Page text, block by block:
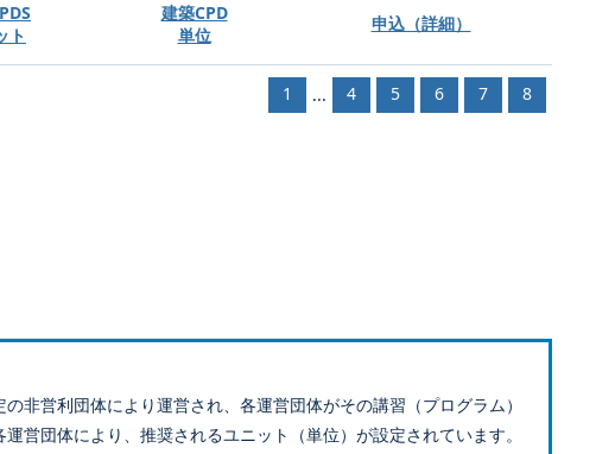
ト
建築CPD
単位
申込（詳細）
1 ... 4 5 6 7 8
非営利団体により運営され、各運営団体がその講習（プログラム）
営団体により、推奨されるユニット（単位）が設定されています。